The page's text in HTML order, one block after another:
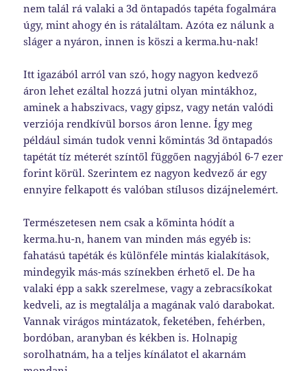
nem talál rá valaki a 3d öntapadós tapéta fogalmára
úgy, mint ahogy én is rátaláltam. Azóta ez nálunk a
sláger a nyáron, innen is köszi a kerma.hu-nak!
Itt igazából arról van szó, hogy nagyon kedvező
áron lehet ezáltal hozzá jutni olyan mintákhoz,
aminek a habszivacs, vagy gipsz, vagy netán valódi
verziója rendkívül borsos áron lenne. Így meg
például simán tudok venni kőmintás 3d öntapadós
tapétát tíz méterét színtől függően nagyjából 6-7 ezer
forint körül. Szerintem ez nagyon kedvező ár egy
ennyire felkapott és valóban stílusos dizájnelemért.
Természetesen nem csak a kőminta hódít a
kerma.hu-n, hanem van minden más egyéb is:
fahatású tapéták és különféle mintás kialakítások,
mindegyik más-más színekben érhető el. De ha
valaki épp a sakk szerelmese, vagy a zebracsíkokat
kedveli, az is megtalálja a magának való darabokat.
Vannak virágos mintázatok, feketében, fehérben,
bordóban, aranyban és kékben is. Holnapig
sorolhatnám, ha a teljes kínálatot el akarnám